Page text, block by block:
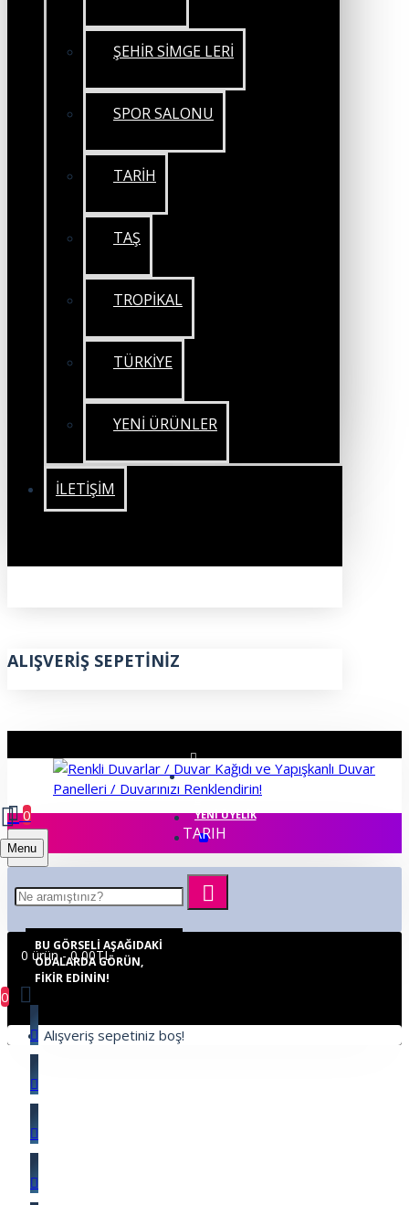
ŞEHİR SİMGE LERİ
SPOR SALONU
TARİH
TAŞ
TROPİKAL
TÜRKİYE
YENİ ÜRÜNLER
İLETIŞIM
ALIŞVERIŞ SEPETINIZ
ÜYE GIRIŞI
YENI ÜYELIK
Menu
0
0 ürün - 0,00TL
0
Alışveriş sepetiniz boş!
TARIH
BU GÖRSELI AŞAĞIDAKI
ODALARDA GÖRÜN,
FIKIR EDININ!